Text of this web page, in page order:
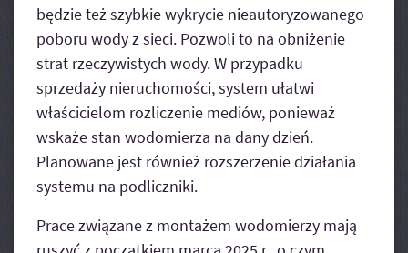
będzie też szybkie wykrycie nieautoryzowanego
poboru wody z sieci. Pozwoli to na obniżenie
strat rzeczywistych wody. W przypadku
sprzedaży nieruchomości, system ułatwi
właścicielom rozliczenie mediów, ponieważ
wskaże stan wodomierza na dany dzień.
Planowane jest również rozszerzenie działania
systemu na podliczniki.
Prace związane z montażem wodomierzy mają